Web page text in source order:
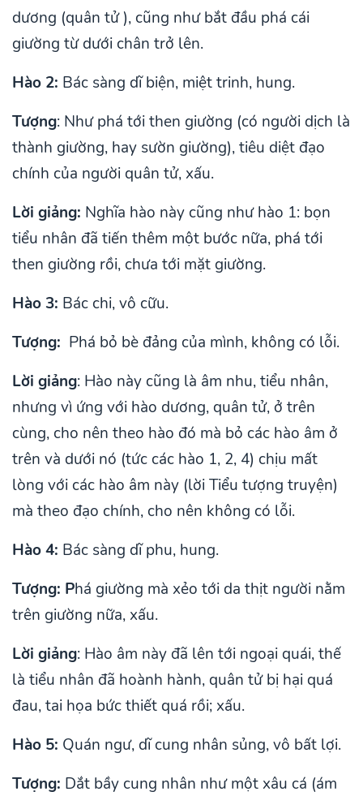
dương (quân tử ), cũng như bắt đầu phá cái
giường từ dưới chân trở lên.
Hào 2: Bác sàng dĩ biện, miệt trinh, hung.
Tượng: Như phá tới then giường (có người dịch là
thành giường, hay sườn giường), tiêu diệt đạo
chính của người quân tử, xấu.
Lời giảng: Nghĩa hào này cũng như hào 1: bọn
tiểu nhân đã tiến thêm một bước nữa, phá tới
then giường rồi, chưa tới mặt giường.
Hào 3: Bác chi, vô cữu.
Tượng: Phá bỏ bè đảng của mình, không có lỗi.
Lời giảng: Hào này cũng là âm nhu, tiểu nhân,
nhưng vì ứng với hào dương, quân tử, ở trên
cùng, cho nên theo hào đó mà bỏ các hào âm ở
trên và dưới nó (tức các hào 1, 2, 4) chịu mất
lòng với các hào âm này (lời Tiểu tượng truyện)
mà theo đạo chính, cho nên không có lỗi.
Hào 4: Bác sàng dĩ phu, hung.
Tượng: Phá giường mà xẻo tới da thịt người nằm
trên giường nữa, xấu.
Lời giảng: Hào âm này đã lên tới ngoại quái, thế
là tiểu nhân đã hoành hành, quân tử bị hại quá
đau, tai họa bức thiết quá rồi; xấu.
Hào 5: Quán ngư, dĩ cung nhân sủng, vô bất lợi.
Tượng: Dắt bầy cung nhân như một xâu cá (ám